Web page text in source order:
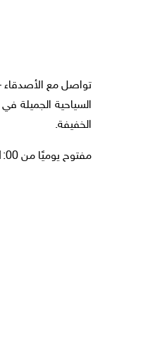
تواصل مع الأصدقاء
السياحية الجميلة
الخفيفة.
مفتوح يوميًا من 11:00 صباحًا إلى 12:00 منتصف الليل.